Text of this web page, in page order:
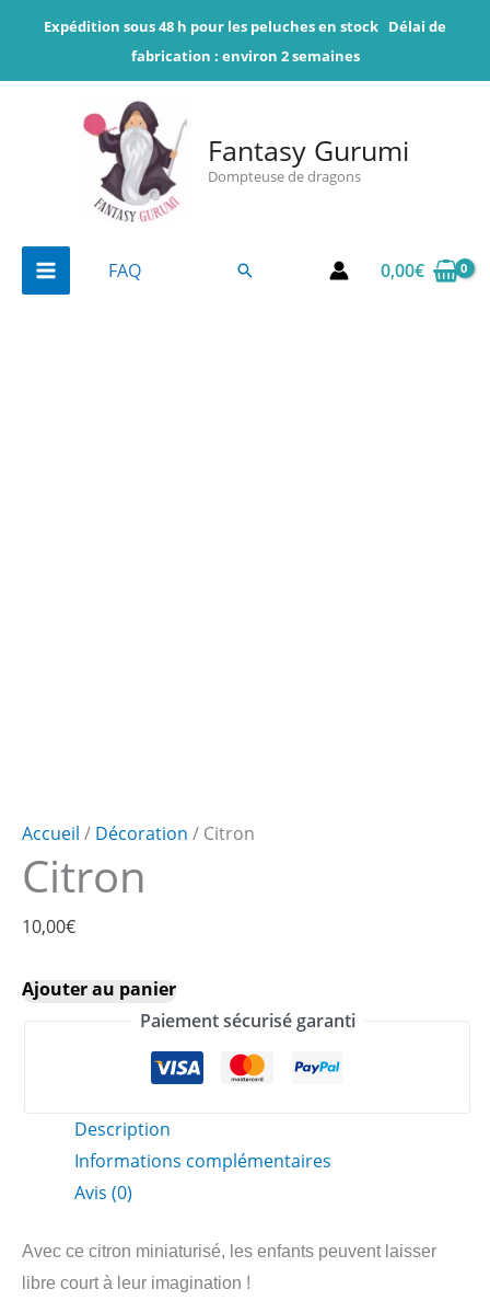
contenu
Expédition sous 48 h pour les peluches en stock Délai de
fabrication : environ 2 semaines
Fantasy Gurumi
Dompteuse de dragons
FAQ Rechercher 0,00€
Accueil / Décoration / Citron
Citron
10,00€
quantité
Ajouter au panier
Paiement sécurisé garanti
Description
Informations complémentaires
Avis (0)
Avec ce citron miniaturisé, les enfants peuvent laisser
libre court à leur imagination !